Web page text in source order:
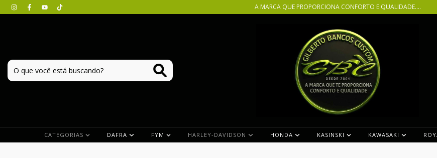
A MARCA QUE PROPORCIONA CONFORTO E QUALIDADE....
CATEGORIAS DAFRA FYM HARLEY-DAVIDSON HONDA KASINSKI KAWASAKI